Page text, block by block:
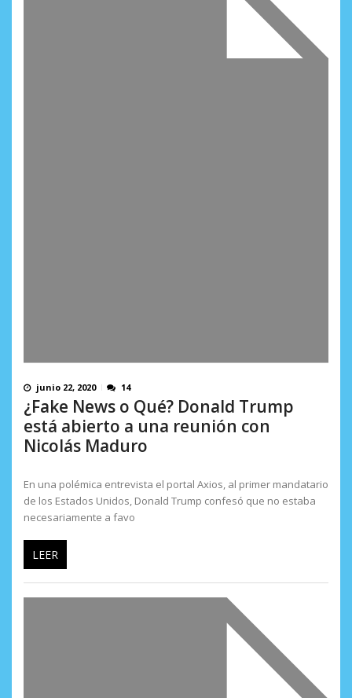
junio 22, 2020 14
¿Fake News o Qué? Donald Trump
está abierto a una reunión con
Nicolás Maduro
En una polémica entrevista el portal Axios, al primer mandatario
de los Estados Unidos, Donald Trump confesó que no estaba
necesariamente a favo
LEER